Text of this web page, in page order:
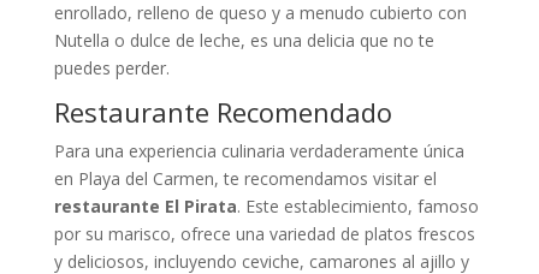
enrollado, relleno de queso y a menudo cubierto con
Nutella o dulce de leche, es una delicia que no te
puedes perder.
Restaurante Recomendado
Para una experiencia culinaria verdaderamente única
en Playa del Carmen, te recomendamos visitar el
restaurante El Pirata. Este establecimiento, famoso
por su marisco, ofrece una variedad de platos frescos
y deliciosos, incluyendo ceviche, camarones al ajillo y